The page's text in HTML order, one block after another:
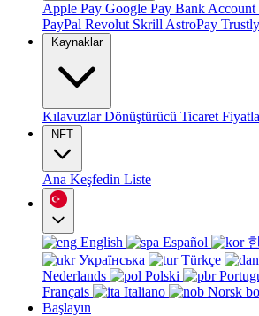
Apple Pay Google Pay Bank Account
PayPal Revolut Skrill AstroPay Trustly
Kaynaklar
KılavuzlarDönüştürücü Ticaret
NFT
Ana Keşfedin Liste
English Español
Українська
Türkçe
Nederlands
Polski
Français
Italiano
Norsk
Başlayın